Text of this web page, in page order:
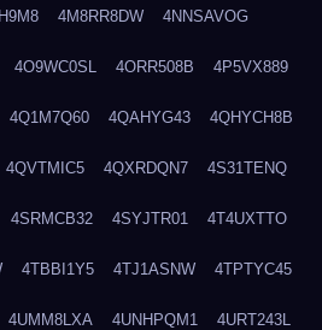
4M8RR8DW 4NNSAVOG
4O9WC0SL 4ORR508B 4P5VX889
4Q1M7Q60 4QAHYG43 4QHYCH8B
4QVTMIC5 4QXRDQN7 4S31TENQ
4SRMCB32 4SYJTR01 4T4UXTTO
4TBBI1Y5 4TJ1ASNW 4TPTYC45
4UMM8LXA 4UNHPQM1 4URT243L